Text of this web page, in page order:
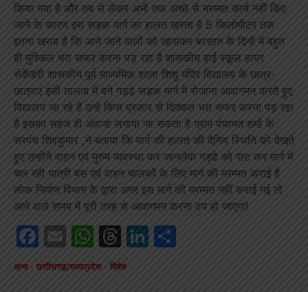
किया गया है और तब से लेकर अभी तक अच्छे से मरम्मत कार्य नहीं किए
जाने के कारण इस सड़क मार्ग का हालत खस्ता है 5 किलोमीटर तक
इतना खराब है कि आने जाने वालों को खासकर बरसात के दिनों में बहुत
ही मुश्किल भरा सफर करना पड़ रहा है शासकीय हाई स्कूल हायर
सेकेंडरी शासकीय पूर्व माध्यमिक शाला शिशु मंदिर विद्यालय के छात्र-
छात्राएं इसी तालाब में बने गड्ढे सड़क मार्ग में रोजाना आवागमन करते हुए
विद्यालय जा रहे हैं उन्हें किस प्रकार से दिक्कत भरा सफर करना पड़ रहा
है इसका सहज ही अंदाजा लगाया जा सकता है ग्राम पंचायत शर्मा के
सरपंच शिवकुमार ,ने बताया कि मार्ग की हालत की दैनिय स्थिति को देखते
हुए उन्होंने वाहन एवं मुरुम व्यवस्था कर जानलेवा गड्ढे को पाट कर मार्ग में
चल रही यात्री बस एवं वाहन चालकों के लिए मार्ग की मरम्मत कराई है
लोक निर्माण विभाग के द्वारा अगर इस मार्ग की मरम्मत नहीं कराई गई तो
आने वाले समय में पूरी तरह से आवागमन करना ठप हो जाएगा!
Facebook
EmailWhatsApp
Threads
LinkedIn
अन्य छत्तीसगढ़/मध्यप्रदेश विशेष